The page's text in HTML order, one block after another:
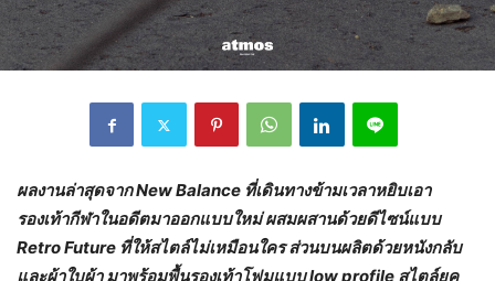
ผลงานล่าสุดจากNew Balance ที่เดินทางข้ามเวลาหยิบเอา
รองเท้ากีฬาในอดีตมาออกแบบใหม่ ผสมผสานด้วยดีไซน์แบบ
Retro Future ที่ให้สไตล์ไม่เหมือนใคร ส่วนบนผลิตด้วยหนังกลับ
และผ้าใบผ้า มาพร้อมพื้นรองเท้าโฟมแบบ low profile สไตล์ยุค